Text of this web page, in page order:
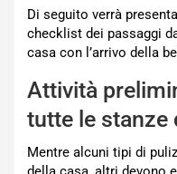
Di seguito verrà
checklist dei passaggi
casa con l’arrivo della
Attività
tutte le stanze
Mentre alcuni tipi di